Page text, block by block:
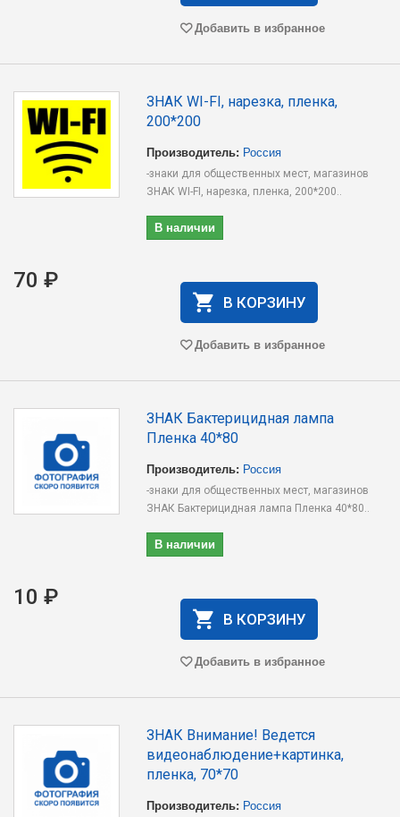
Добавить в избранное
ЗНАК WI-FI, нарезка, пленка,
200*200
Производитель: Россия
-знаки для общественных мест, магазинов
ЗНАК WI-FI, нарезка, пленка, 200*200..
В наличии
70 ₽
В КОРЗИНУ
Добавить в избранное
ЗНАК Бактерицидная лампа
Пленка 40*80
Производитель: Россия
-знаки для общественных мест, магазинов
ЗНАК Бактерицидная лампа Пленка 40*80..
В наличии
10 ₽
В КОРЗИНУ
Добавить в избранное
ЗНАК Внимание! Ведется
видеонаблюдение+картинка,
пленка, 70*70
Производитель: Россия